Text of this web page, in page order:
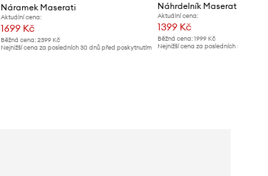
Náramek Maserati
Aktuální cena:
1699 Kč
Běžná cena:2399 Kč
Nejnižší cena za posledních 30 dnů před poskytnutím
Náhrdelník Maserati
Aktuální cena:
1399 Kč
Běžná cena: 1999 Kč
Nejnižší cena za posledních 30 dnů